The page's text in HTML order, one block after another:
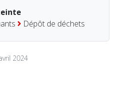
Dépôt de déchets
2024